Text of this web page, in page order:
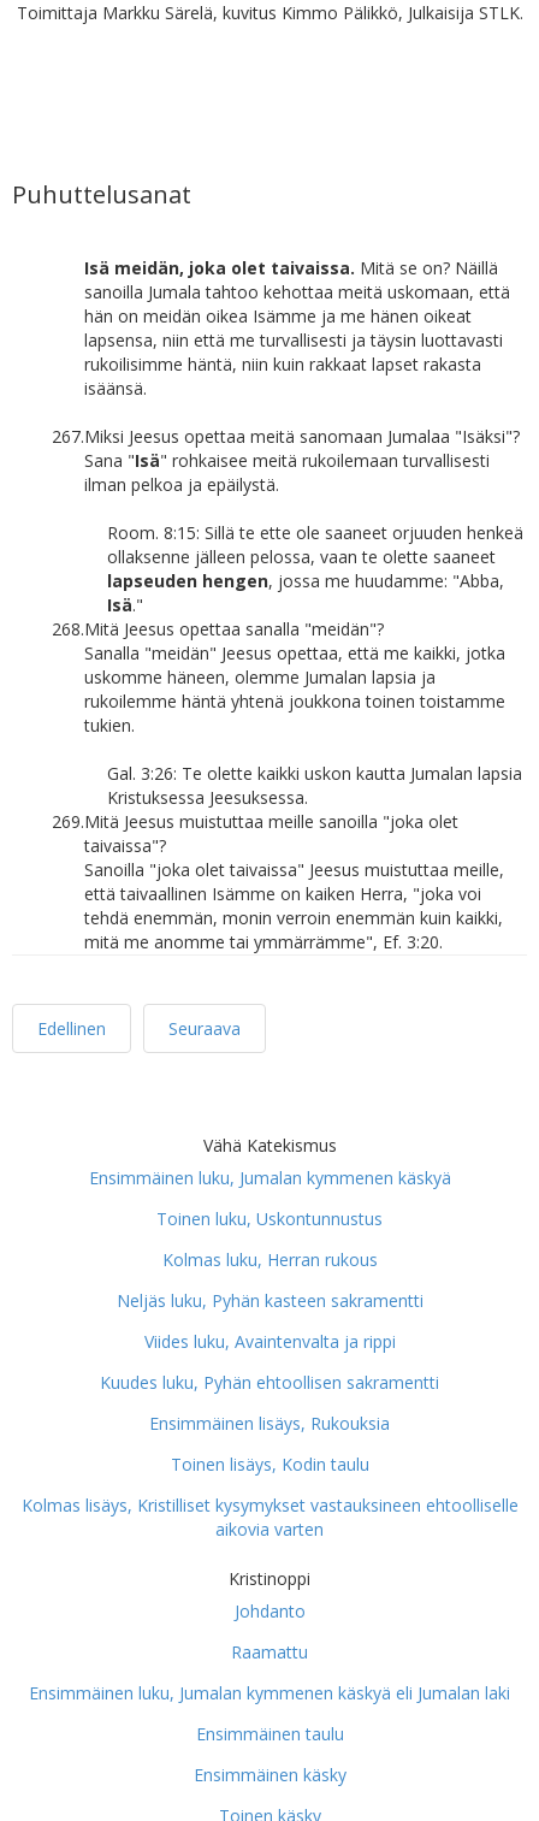
Toimittaja Markku Särelä, kuvitus Kimmo Pälikkö, Julkaisija STLK.
Puhuttelusanat
Isä meidän, joka olet taivaissa. Mitä se on? Näillä
sanoilla Jumala tahtoo kehottaa meitä uskomaan, että
hän on meidän oikea Isämme ja me hänen oikeat
lapsensa, niin että me turvallisesti ja täysin luottavasti
rukoilisimme häntä, niin kuin rakkaat lapset rakasta
isäänsä.
267.Miksi Jeesus opettaa meitä sanomaan Jumalaa "Isäksi"?
Sana "Isä" rohkaisee meitä rukoilemaan turvallisesti
ilman pelkoa ja epäilystä.
Room. 8:15: Sillä te ette ole saaneet orjuuden henkeä
ollaksenne jälleen pelossa, vaan te olette saaneet
lapseuden hengen, jossa me huudamme: "Abba,
Isä."
268.Mitä Jeesus opettaa sanalla "meidän"?
Sanalla "meidän" Jeesus opettaa, että me kaikki, jotka
uskomme häneen, olemme Jumalan lapsia ja
rukoilemme häntä yhtenä joukkona toinen toistamme
tukien.
Gal. 3:26: Te olette kaikki uskon kautta Jumalan lapsia
Kristuksessa Jeesuksessa.
269.Mitä Jeesus muistuttaa meille sanoilla "joka olet
taivaissa"?
Sanoilla "joka olet taivaissa" Jeesus muistuttaa meille,
että taivaallinen Isämme on kaiken Herra, "joka voi
tehdä enemmän, monin verroin enemmän kuin kaikki,
mitä me anomme tai ymmärrämme", Ef. 3:20.
Edellinen Seuraava
Vähä Katekismus
Ensimmäinen luku, Jumalan kymmenen käskyä
Toinen luku, Uskontunnustus
Kolmas luku, Herran rukous
Neljäs luku, Pyhän kasteen sakramentti
Viides luku, Avaintenvalta ja rippi
Kuudes luku, Pyhän ehtoollisen sakramentti
Ensimmäinen lisäys, Rukouksia
Toinen lisäys, Kodin taulu
Kolmas lisäys, Kristilliset kysymykset vastauksineen ehtoolliselle
aikovia varten
Kristinoppi
Johdanto
Raamattu
Ensimmäinen luku, Jumalan kymmenen käskyä eli Jumalan laki
Ensimmäinen taulu
Ensimmäinen käsky
Toinen käsky